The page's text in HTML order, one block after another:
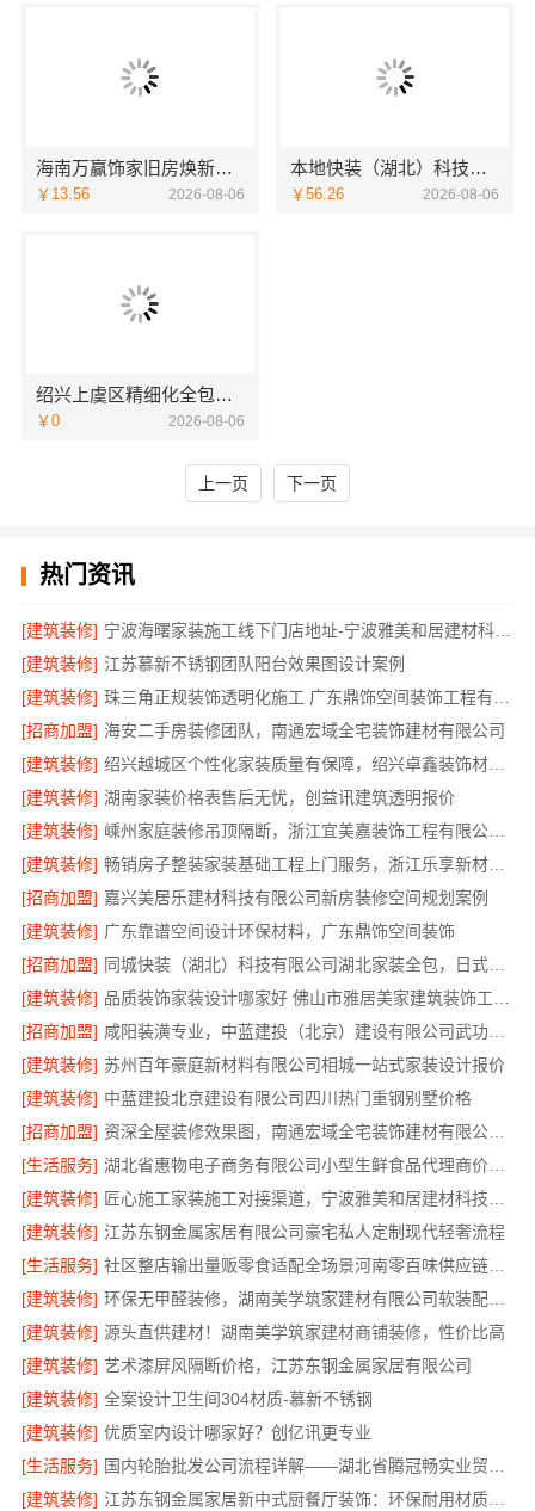
海南万赢饰家旧房焕新家庭装修吊顶造型
￥13.56 2026-08-06
本地快装（湖北）科技有限公司青山快装房子装修两房一厅
￥56.26 2026-08-06
绍兴上虞区精细化全包质量有保障-绍兴卓鑫装饰材料有限公司
￥0 2026-08-06
上一页 下一页
热门资讯
[建筑装修]
宁波海曙家装施工线下门店地址-宁波雅美和居建材科技有限公司
[建筑装修] 江苏慕新不锈钢团队阳台效果图设计案例
[建筑装修]
[招商加盟] 海安二手房装修团队，南通宏域全宅装饰建材有限公司
[建筑装修]
绍兴越城区个性化家装质量有保障，绍兴卓鑫装饰材料有限公司
[建筑装修] 湖南家装价格表售后无忧，创益讯建筑透明报价
[建筑装修]
嵊州家庭装修吊顶隔断，浙江宜美嘉装饰工程有限公司专业施工
[建筑装修]
畅销房子整装家装基础工程上门服务，浙江乐享新材料有限公司省心到家
[招商加盟] 嘉兴美居乐建材科技有限公司新房装修空间规划案例
[建筑装修] 广东靠谱空间设计环保材料，广东鼎饰空间装饰
[招商加盟]
同城快装（湖北）科技有限公司湖北家装全包，日式原木风快速入住
[建筑装修]
[招商加盟]
[建筑装修] 苏州百年豪庭新材料有限公司相城一站式家装设计报价
[建筑装修] 中蓝建投北京建设有限公司四川热门重钢别墅价格
[招商加盟]
资深全屋装修效果图，南通宏域全宅装饰建材有限公司为您呈现
[生活服务]
湖北省惠物电子商务有限公司小型生鲜食品代理商价格指南
[建筑装修]
[建筑装修] 江苏东钢金属家居有限公司豪宅私人定制现代轻奢流程
[生活服务]
社区整店输出量贩零食适配全场景河南零百味供应链有限公司
[建筑装修]
[建筑装修] 源头直供建材！湖南美学筑家建材商铺装修，性价比高
[建筑装修] 艺术漆屏风隔断价格，江苏东钢金属家居有限公司
[建筑装修] 全案设计卫生间304材质-慕新不锈钢
[建筑装修] 优质室内设计哪家好？创亿讯更专业
[生活服务]
[建筑装修]
江苏东钢金属家居新中式厨餐厅装饰：环保耐用材质首选